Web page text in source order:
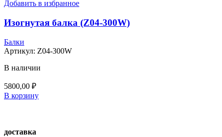
Добавить в избранное
Изогнутая балка (Z04-300W)
Балки
Артикул: Z04-300W
В наличии
5800,00 ₽
В корзину
доставка